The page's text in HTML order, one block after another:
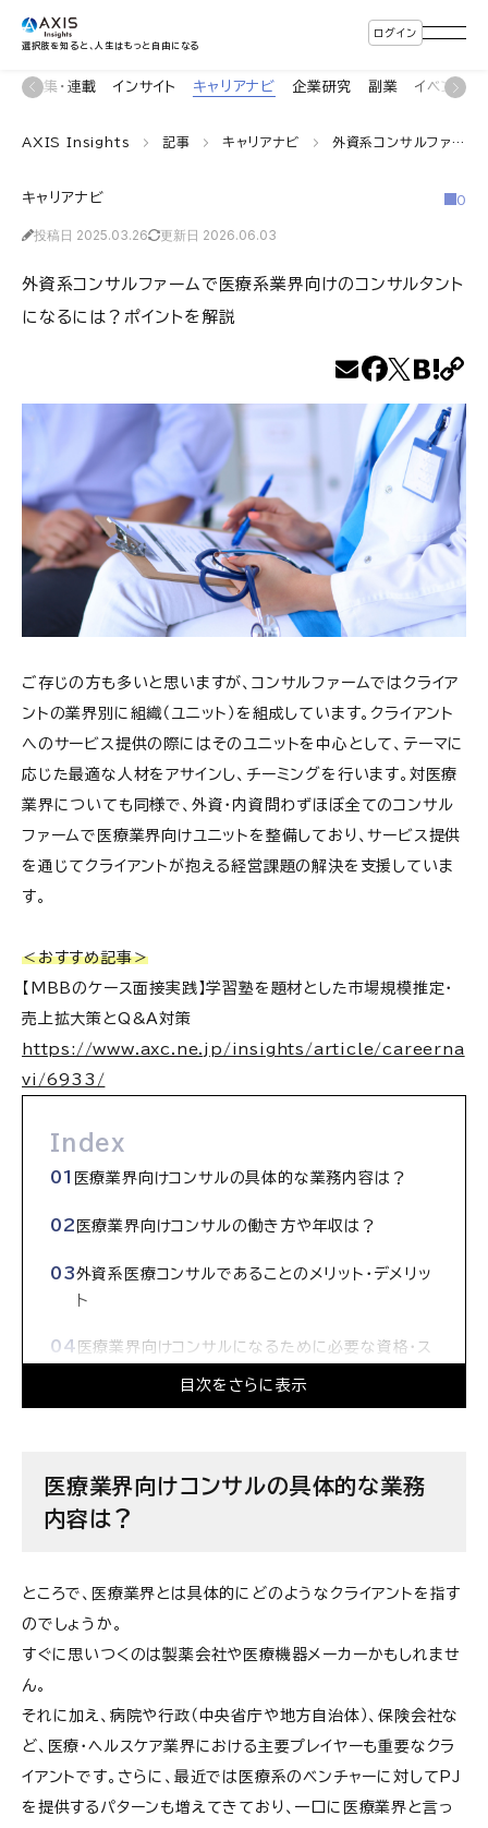
選択肢を知ると、人生はもっと自由になる
ログイン
特集・連載 インサイト キャリアナビ 企業研究 副業 イベント
AXIS Insights 記事 キャリアナビ 外資系コンサルファームで医療系業界向けのコンサルタントになるには？ポイントを解説
キャリアナビ
投稿日 2025.03.26 更新日 2026.06.03
0
外資系コンサルファームで医療系業界向けのコンサルタント
になるには？ポイントを解説
ご存じの方も多いと思いますが、コンサルファームではクライア
ントの業界別に組織（ユニット）を組成しています。クライアント
へのサービス提供の際にはそのユニットを中心として、テーマに
応じた最適な人材をアサインし、チーミングを行います。対医療
業界についても同様で、外資・内資問わずほぼ全てのコンサル
ファームで医療業界向けユニットを整備しており、サービス提供
を通じてクライアントが抱える経営課題の解決を支援していま
す。
＜おすすめ記事＞
【MBBのケース面接実践】学習塾を題材とした市場規模推定・
売上拡大策とQ&A対策
https://www.axc.ne.jp/insights/article/careerna
vi/6933/
Index
目次をさらに表示
医療業界向けコンサルの具体的な業務内容は？
医療業界向けコンサルの働き方や年収は？
外資系医療コンサルであることのメリット・デメリッ
ト
医療業界向けコンサルになるために必要な資格・ス
医療業界向けコンサルの具体的な業務
内容は？
ところで、医療業界とは具体的にどのようなクライアントを指す
のでしょうか。
すぐに思いつくのは製薬会社や医療機器メーカーかもしれませ
ん。
それに加え、病院や行政（中央省庁や地方自治体）、保険会社な
ど、医療・ヘルスケア業界における主要プレイヤーも重要なクラ
イアントです。さらに、最近では医療系のベンチャーに対してPJ
を提供するパターンも増えてきており、一口に医療業界と言っ